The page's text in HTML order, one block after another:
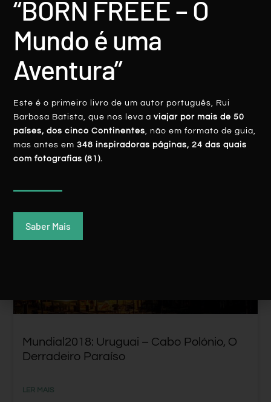
Uruguai – Punta Del Diablo, A Boémia
LER MAIS
Rui Batista 26 Agosto, 2018
Mundial2018: Uruguai – Cabo Polónio, O
Derradeiro Paraíso
LER MAIS
“BORN FREEE – O
Mundo é uma
Aventura”
Este é o primeiro livro de um autor português, Rui
Barbosa Batista, que nos leva aviajar por mais de 50
países, dos cinco Continentes, não em formato de guia,
mas antes em348 inspiradoras páginas, 24 das quais
com fotografias (81).
Saber Mais